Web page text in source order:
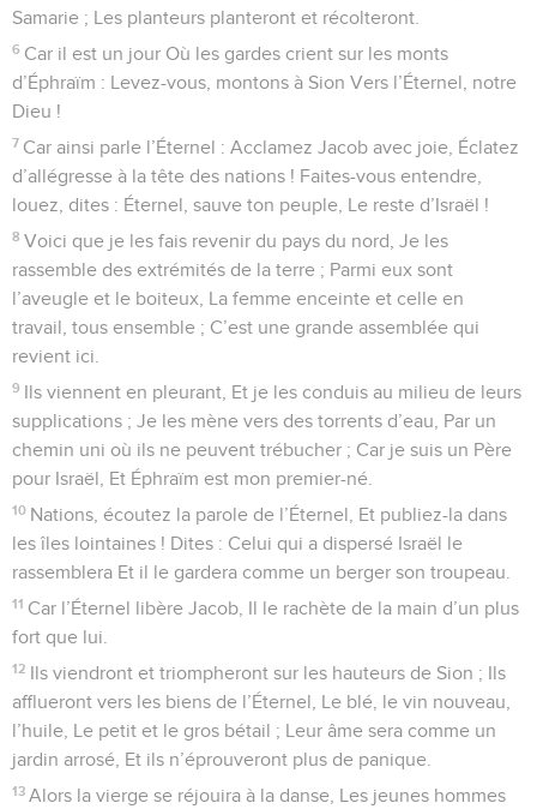
Samarie ; Les planteurs planteront et récolteront.
6 Car il est un jour Où les gardes crient sur les monts
d’Éphraïm : Levez-vous, montons à Sion Vers l’Éternel, notre
Dieu !
7 Car ainsi parle l’Éternel : Acclamez Jacob avec joie, Éclatez
d’allégresse à la tête des nations ! Faites-vous entendre,
louez, dites : Éternel, sauve ton peuple, Le reste d’Israël !
8 Voici que je les fais revenir du pays du nord, Je les
rassemble des extrémités de la terre ; Parmi eux sont
l’aveugle et le boiteux, La femme enceinte et celle en
travail, tous ensemble ; C’est une grande assemblée qui
revient ici.
9 Ils viennent en pleurant, Et je les conduis au milieu de leurs
supplications ; Je les mène vers des torrents d’eau, Par un
chemin uni où ils ne peuvent trébucher ; Car je suis un Père
pour Israël, Et Éphraïm est mon premier-né.
10 Nations, écoutez la parole de l’Éternel, Et publiez-la dans
les îles lointaines ! Dites : Celui qui a dispersé Israël le
rassemblera Et il le gardera comme un berger son troupeau.
11 Car l’Éternel libère Jacob, Il le rachète de la main d’un plus
fort que lui.
12 Ils viendront et triompheront sur les hauteurs de Sion ; Ils
afflueront vers les biens de l’Éternel, Le blé, le vin nouveau,
l’huile, Le petit et le gros bétail ; Leur âme sera comme un
jardin arrosé, Et ils n’éprouveront plus de panique.
13 Alors la vierge se réjouira à la danse, Les jeunes hommes